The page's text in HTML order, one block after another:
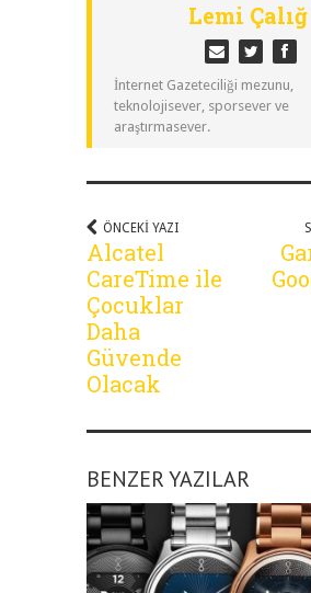
Lemi Çalığ
İnternet Gazeteciliği mezunu,
teknolojisever, sporsever ve
araştırmasever.
ÖNCEKI YAZI
Alcatel
CareTime ile
Çocuklar
Daha
Güvende
Olacak
BENZER YAZILAR